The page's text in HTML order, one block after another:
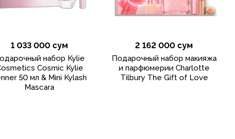
1 033 000 сум
набор Kylie
Cosmic Kylie
50 мл & Mini Kylash
Mascara
2 162 000 сум
Подарочный набор макияжа
и парфюмерии Charlotte
Tilbury The Gift of Love